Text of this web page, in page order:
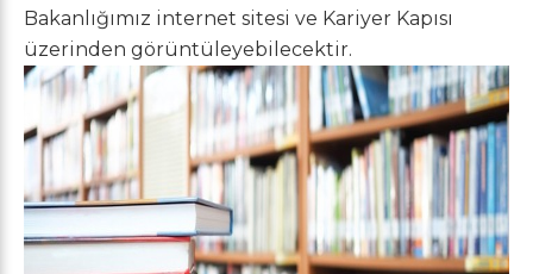
Bakanlığımız internet sitesi ve Kariyer Kapısı
üzerinden görüntüleyebilecektir.